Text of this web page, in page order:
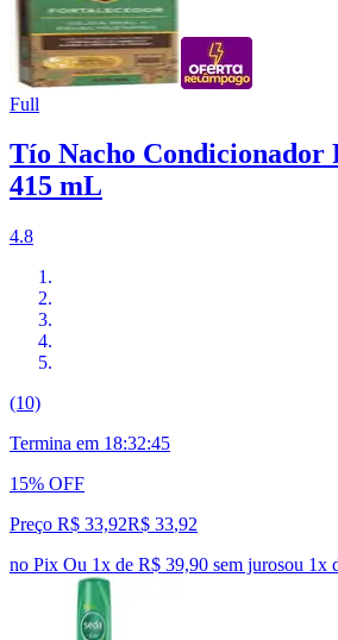
Full
Tío Nacho Condicionador
415 mL
4.8
(10)
Termina em 18:32:44
15% OFF
Preço R$ 33,92R$ 33,92
no Pix Ou 1x de R$ 39,90 sem jurosou 1x